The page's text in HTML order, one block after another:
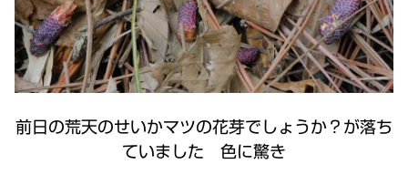
前日の荒天のせいかマツの花芽でしょうか？が落ち
ていました 色に驚き